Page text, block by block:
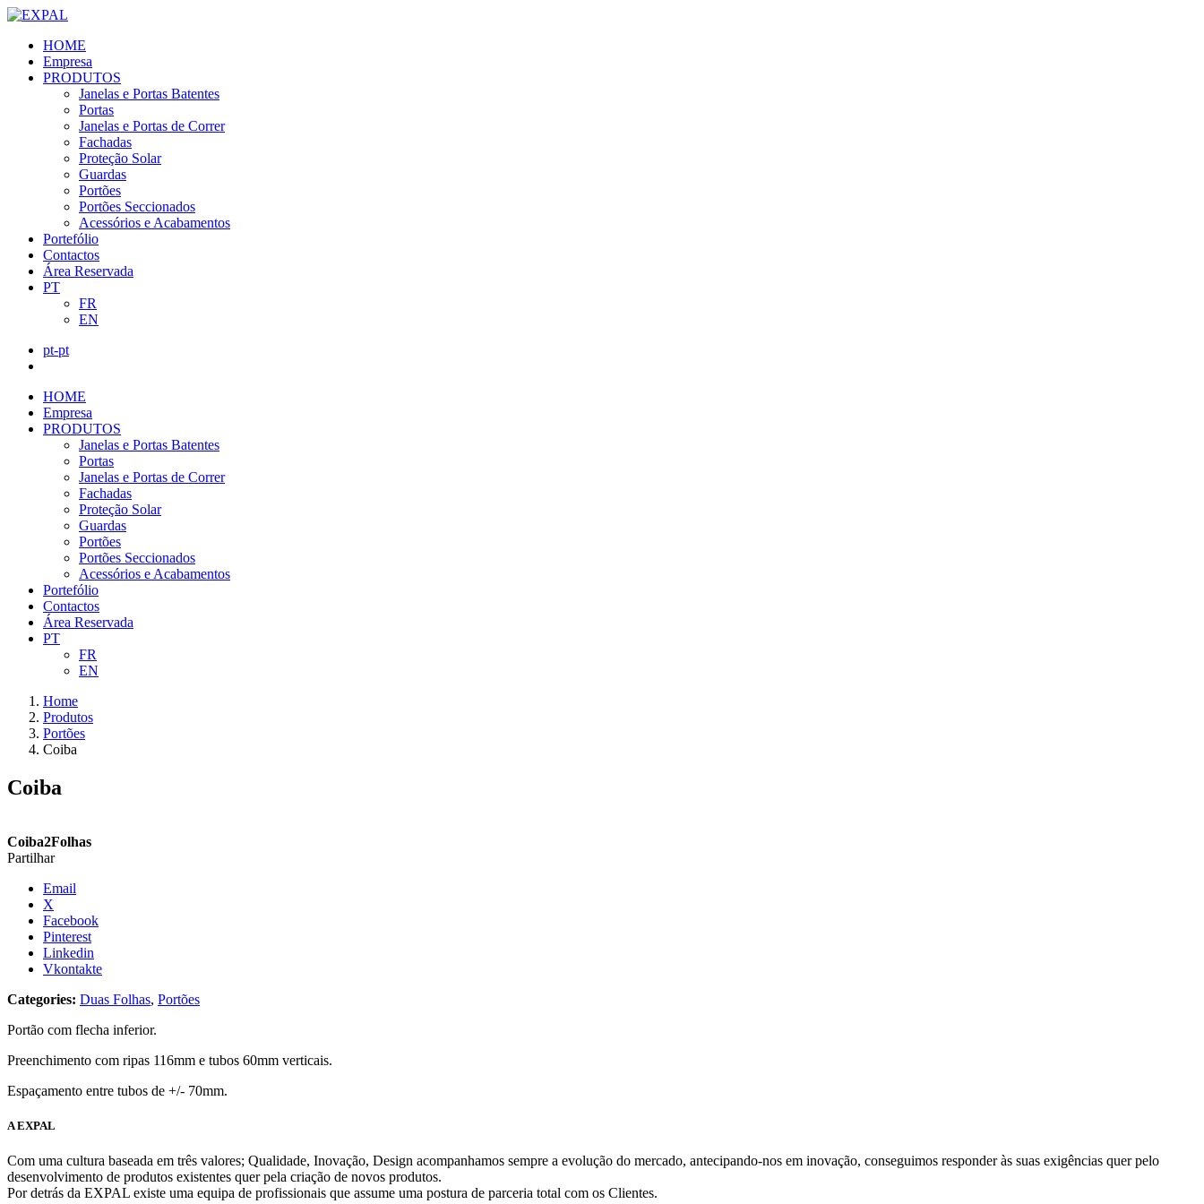
HOME
Empresa
PRODUTOS
Janelas e Portas Batentes
Portas
Janelas e Portas de Correr
Fachadas
Proteção Solar
Guardas
Portões
Portões Seccionados
Acessórios e Acabamentos
Portefólio
Contactos
Área Reservada
PT
FR
EN
pt-pt
HOME
Empresa
PRODUTOS
Janelas e Portas Batentes
Portas
Janelas e Portas de Correr
Fachadas
Proteção Solar
Guardas
Portões
Portões Seccionados
Acessórios e Acabamentos
Portefólio
Contactos
Área Reservada
PT
FR
EN
Home
Produtos
Portões
Coiba
Coiba
Coiba2Folhas
Partilhar
Email
X
Facebook
Pinterest
Linkedin
Vkontakte
Categories: Duas Folhas, Portões
Portão com flecha inferior.
Preenchimento com ripas 116mm e tubos 60mm verticais.
Espaçamento entre tubos de +/- 70mm.
A EXPAL
Com uma cultura baseada em três valores; Qualidade, Inovação, Design acompanhamos sempre a evolução do mercado, antecipando-nos em inovação, conseguimos responder às suas exigências quer pelo
desenvolvimento de produtos existentes quer pela criação de novos produtos.
Por detrás da EXPAL existe uma equipa de profissionais que assume uma postura de parceria total com os Clientes.